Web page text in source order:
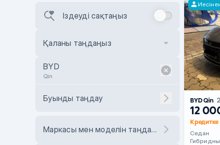
Іздеуді сақтаңыз
Қаланы таңдаңыз
BYD
Qin
Буынды таңдау
Маркасы мен моделін таңдаңыз
BYD Qin
12
Седан